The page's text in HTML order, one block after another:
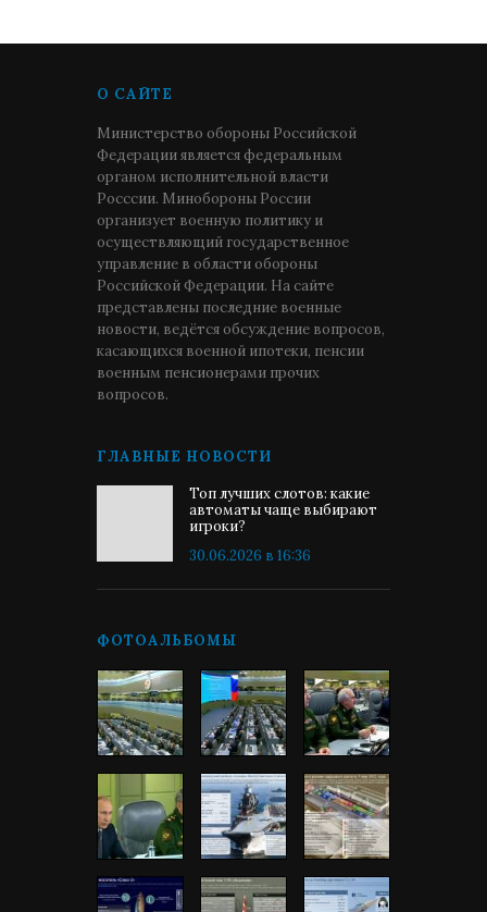
О САЙТЕ
Министерство обороны Российской
Федерации является федеральным
органом исполнительной власти
Росссии. Минобороны России
организует военную политику и
осуществляющий государственное
управление в области обороны
Российской Федерации. На сайте
представлены последние военные
новости, ведётся обсуждение вопросов,
касающихся военной ипотеки, пенсии
военным пенсионерами прочих
вопросов.
ГЛАВНЫЕ НОВОСТИ
Топ лучших слотов: какие
автоматы чаще выбирают
игроки?
30.06.2026 в 16:36
ФОТОАЛЬБОМЫ